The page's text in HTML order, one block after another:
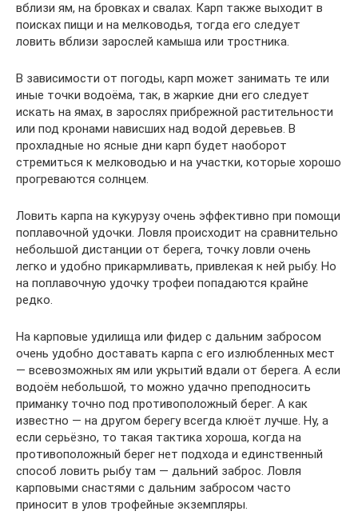
вблизи ям, на бровках и свалах. Карп также выходит в
поисках пищи и на мелководья, тогда его следует
ловить вблизи зарослей камыша или тростника.
В зависимости от погоды, карп может занимать те или
иные точки водоёма, так, в жаркие дни его следует
искать на ямах, в зарослях прибрежной растительности
или под кронами нависших над водой деревьев. В
прохладные но ясные дни карп будет наоборот
стремиться к мелководью и на участки, которые хорошо
прогреваются солнцем.
Ловить карпа на кукурузу очень эффективно при помощи
поплавочной удочки. Ловля происходит на сравнительно
небольшой дистанции от берега, точку ловли очень
легко и удобно прикармливать, привлекая к ней рыбу. Но
на поплавочную удочку трофеи попадаются крайне
редко.
На карповые удилища или фидер с дальним забросом
очень удобно доставать карпа с его излюбленных мест
— всевозможных ям или укрытий вдали от берега. А если
водоём небольшой, то можно удачно преподносить
приманку точно под противоположный берег. А как
известно — на другом берегу всегда клюёт лучше. Ну, а
если серьёзно, то такая тактика хороша, когда на
противоположный берег нет подхода и единственный
способ ловить рыбу там — дальний заброс. Ловля
карповыми снастями с дальним забросом часто
приносит в улов трофейные экземпляры.